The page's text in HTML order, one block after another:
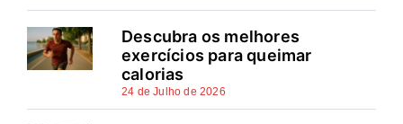
Descubra os melhores
exercícios para queimar
calorias
24 de Julho de 2026